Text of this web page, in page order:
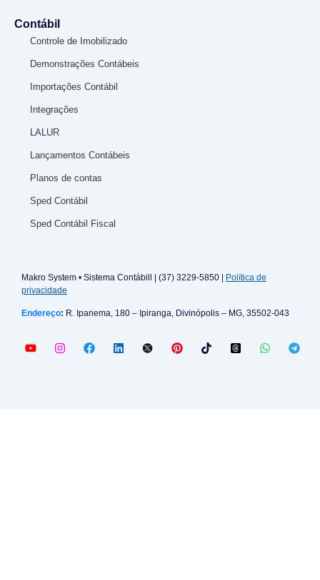
Contábil
Controle de Imobilizado
Demonstrações Contábeis
Importações Contábil
Integrações
LALUR
Lançamentos Contábeis
Planos de contas
Sped Contábil
Sped Contábil Fiscal
Makro System • Sistema Contábill | (37) 3229-5850 | Política de
privacidade
Endereço: R. Ipanema, 180 – Ipiranga, Divinópolis – MG, 35502-043